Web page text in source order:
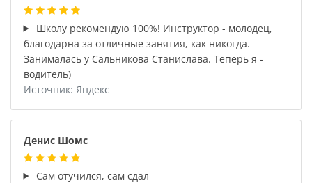
Школу рекомендую 100%! Инструктор - молодец,
благодарна за отличные занятия, как никогда.
Занималась у Сальникова Станислава. Теперь я -
водитель)
Источник: Яндекс
Денис Шомс
Сам отучился, сам сдал